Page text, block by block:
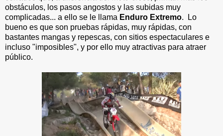
obstáculos, los pasos angostos y las subidas muy
complicadas... a ello se le llama Enduro Extremo. Lo
bueno es que son pruebas rápidas, muy rápidas, con
bastantes mangas y repescas, con sitios espectaculares e
incluso "imposibles", y por ello muy atractivas para atraer
público.